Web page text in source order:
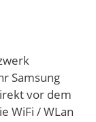
Samsung
vor dem
WiFi / WLan